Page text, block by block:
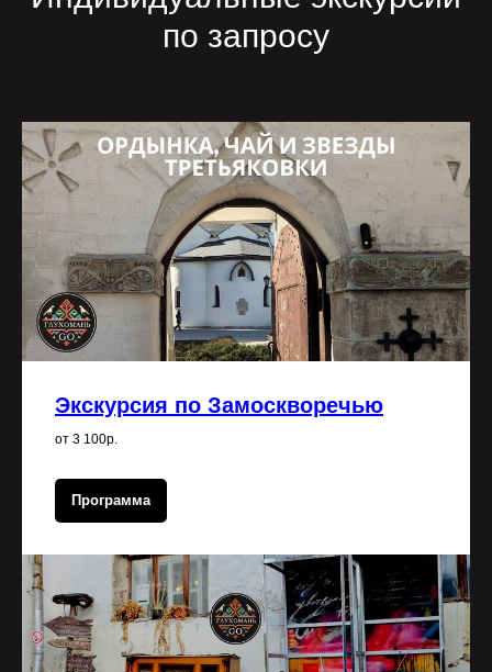
по запросу
Экскурсия по Замоскворечью
от 3 100р.
Программа